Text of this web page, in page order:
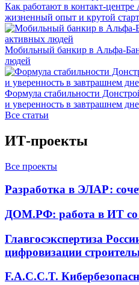
Как работают в контакт-
жизненный опыт и крутой старт
Мобильный банкир в Альфа-
людей
Формула стабильности
и уверенность в завтрашнем дне
Все статьи
ИТ-проекты
Все проекты
Разработка в ЭЛАР:
ДОМ.РФ: работа в ИТ
Главгосэкспертиза
цифровизации
F.A.C.C.T.